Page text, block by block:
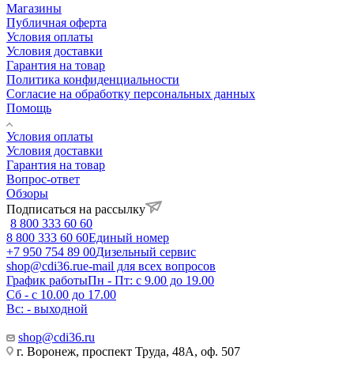
Магазины
Публичная оферта
Условия оплаты
Условия доставки
Гарантия на товар
Политика конфиденциальности
Согласие на обработку персональных данных
Помощь
Условия оплаты
Условия доставки
Гарантия на товар
Вопрос-ответ
Обзоры
Подписаться на рассылку
8 800 333 60 60
8 800 333 60 60Единый номер
+7 950 754 89 00Дизельный сервис
shop@cdi36.rue-mail для всех вопросов
График работыПн - Пт: с 9.00 до 19.00
Сб - с 10.00 до 17.00
Вс: - выходной
shop@cdi36.ru
г. Воронеж, проспект Труда, 48А, оф. 507